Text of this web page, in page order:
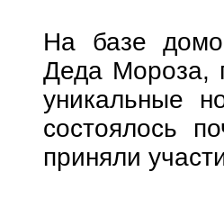
На базе
Деда Мороза,
уникальные
состоялось
приняли